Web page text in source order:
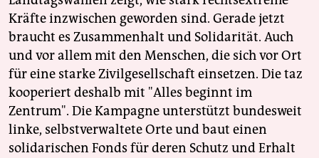
Kräfte inzwischen geworden sind. Gerade jetzt
braucht es Zusammenhalt und Solidarität. Auch
und vor allem mit den Menschen, die sich vor Ort
für eine starke Zivilgesellschaft einsetzen. Die taz
kooperiert deshalb mit "Alles beginnt im
Zentrum". Die Kampagne unterstützt bundesweit
linke, selbstverwaltete Orte und baut einen
solidarischen Fonds für deren Schutz und Erhalt